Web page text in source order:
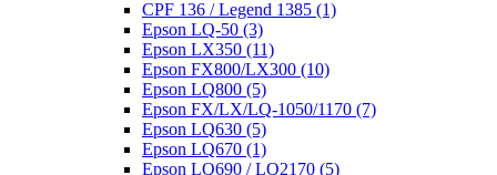
CPF 136 / Legend 1385 (1)
Epson LQ-50 (3)
Epson LX350 (11)
Epson FX800/LX300 (10)
Epson LQ800 (5)
Epson FX/LX/LQ-1050/1170 (7)
Epson LQ630 (5)
Epson LQ670 (1)
Epson LQ690 / LQ2170 (5)